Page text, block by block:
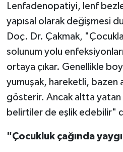
Lenfadenopatiyi, lenf
yapısal olarak değişmesi
Doç. Dr. Çakmak,
solunum yolu
ortaya çıkar. Genellikle
yumuşak, hareketli, bazen
gösterir. Ancak altta
belirtiler de eşlik edebilir"
"Çocukluk çağında